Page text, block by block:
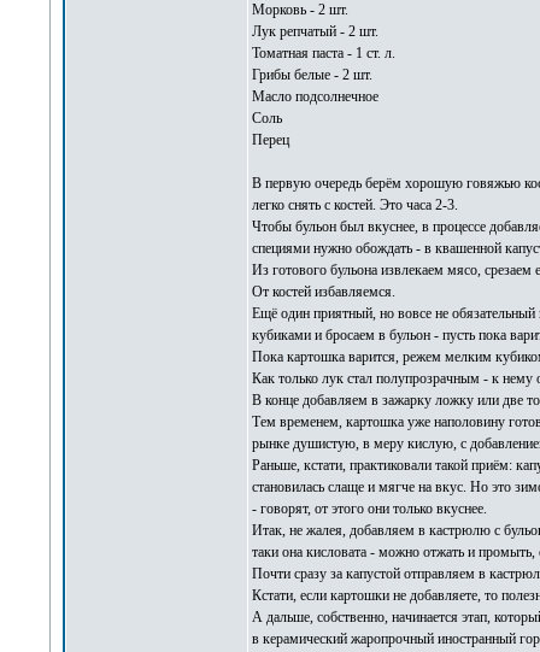
Морковь - 2 шт.
Лук репчатый - 2 шт.
Томатная паста - 1 ст. л.
Грибы белые - 2 шт.
Масло подсолнечное
Соль
Перец
В первую очередь берём хорошую говяжью
легко снять с костей. Это часа 2-3.
Чтобы бульон был вкуснее, в процессе
специями нужно обождать - в квашенной
Из готового бульона извлекаем мясо,
От костей избавляемся.
Ещё один приятный, но вовсе не
кубиками и бросаем в бульон - пусть пока
Пока картошка варится, режем мелким
Как только лук стал полупрозрачным - к нему
В конце добавляем в зажарку ложку или две
Тем временем, картошка уже наполовину
рынке душистую, в меру кислую, с
Раньше, кстати, практиковали такой приём:
становилась слаще и мягче на вкус. Но это
- говорят, от этого они только вкуснее.
Итак, не жалея, добавляем в кастрюлю с
таки она кисловата - можно отжать и промыть,
Почти сразу за капустой отправляем в
Кстати, если картошки не добавляете, то
А дальше, собственно, начинается этап,
в керамический жаропрочный иностранный